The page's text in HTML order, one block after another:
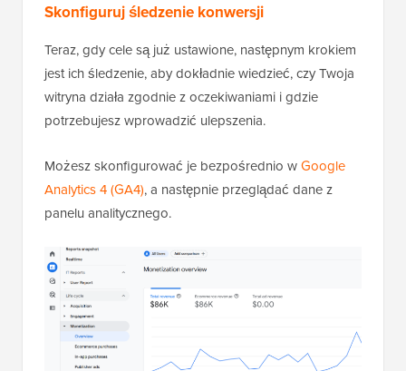
Skonfiguruj śledzenie konwersji
Teraz, gdy cele są już ustawione, następnym krokiem
jest ich śledzenie, aby dokładnie wiedzieć, czy Twoja
witryna działa zgodnie z oczekiwaniami i gdzie
potrzebujesz wprowadzić ulepszenia.
Możesz skonfigurować je bezpośrednio wGoogle
Analytics 4 (GA4), a następnie przeglądać dane z
panelu analitycznego.